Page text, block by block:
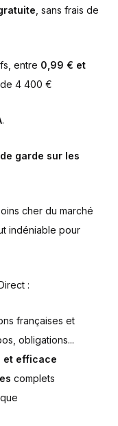
, sans frais de
entre 0,99 € et
4 400 €
.
garde sur les
cher du marché
indéniable pour
:
françaises et
obligations...
et efficace
complets